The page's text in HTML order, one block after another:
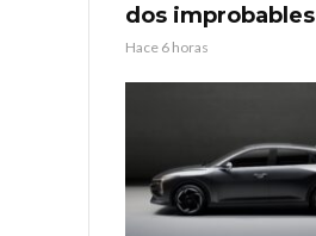
dos improbables
Hace 6 horas